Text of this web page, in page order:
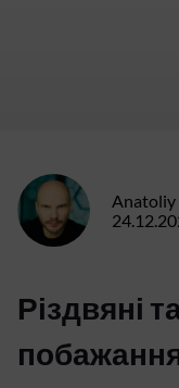
Anatoliy
Різдвяні